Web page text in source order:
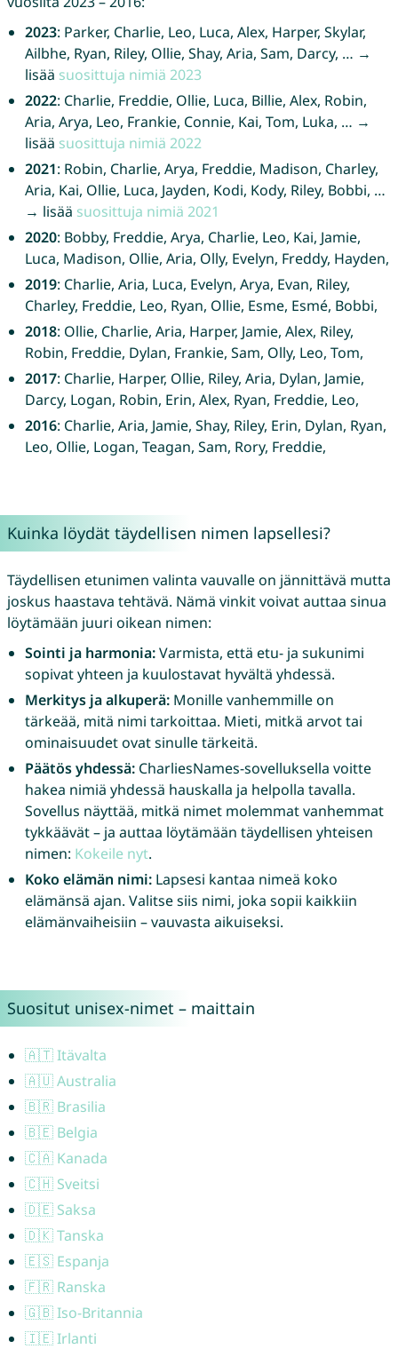
2023: Parker, Charlie, Leo, Luca, Alex, Harper, Skylar,
Ailbhe, Ryan, Riley, Ollie, Shay, Aria, Sam, Darcy, … →
lisää suosittuja nimiä 2023
2022: Charlie, Freddie, Ollie, Luca, Billie, Alex, Robin,
Aria, Arya, Leo, Frankie, Connie, Kai, Tom, Luka, … →
lisää suosittuja nimiä 2022
2021: Robin, Charlie, Arya, Freddie, Madison, Charley,
Aria, Kai, Ollie, Luca, Jayden, Kodi, Kody, Riley, Bobbi, …
→ lisää suosittuja nimiä 2021
2020: Bobby, Freddie, Arya, Charlie, Leo, Kai, Jamie,
Luca, Madison, Ollie, Aria, Olly, Evelyn, Freddy, Hayden,
2019: Charlie, Aria, Luca, Evelyn, Arya, Evan, Riley,
Charley, Freddie, Leo, Ryan, Ollie, Esme, Esmé, Bobbi,
2018: Ollie, Charlie, Aria, Harper, Jamie, Alex, Riley,
Robin, Freddie, Dylan, Frankie, Sam, Olly, Leo, Tom,
2017: Charlie, Harper, Ollie, Riley, Aria, Dylan, Jamie,
Darcy, Logan, Robin, Erin, Alex, Ryan, Freddie, Leo,
2016: Charlie, Aria, Jamie, Shay, Riley, Erin, Dylan, Ryan,
Leo, Ollie, Logan, Teagan, Sam, Rory, Freddie,
Kuinka löydät täydellisen nimen lapsellesi?
Täydellisen etunimen valinta vauvalle on jännittävä mutta
joskus haastava tehtävä. Nämä vinkit voivat auttaa sinua
löytämään juuri oikean nimen:
Sointi ja harmonia:Varmista, että etu- ja sukunimi
sopivat yhteen ja kuulostavat hyvältä yhdessä.
Merkitys ja alkuperä:Monille vanhemmille on
tärkeää, mitä nimi tarkoittaa. Mieti, mitkä arvot tai
ominaisuudet ovat sinulle tärkeitä.
Päätös yhdessä:CharliesNames-sovelluksella voitte
hakea nimiä yhdessä hauskalla ja helpolla tavalla.
Sovellus näyttää, mitkä nimet molemmat vanhemmat
tykkäävät – ja auttaa löytämään täydellisen yhteisen
nimen: Kokeile nyt.
Koko elämän nimi:Lapsesi kantaa nimeä koko
elämänsä ajan. Valitse siis nimi, joka sopii kaikkiin
elämänvaiheisiin – vauvasta aikuiseksi.
Suositut unisex-nimet – maittain
🇦🇹 Itävalta
🇦🇺 Australia
🇧🇷 Brasilia
🇧🇪 Belgia
🇨🇦 Kanada
🇨🇭 Sveitsi
🇩🇪 Saksa
🇩🇰 Tanska
🇪🇸 Espanja
🇫🇷 Ranska
🇬🇧 Iso-Britannia
🇮🇪 Irlanti